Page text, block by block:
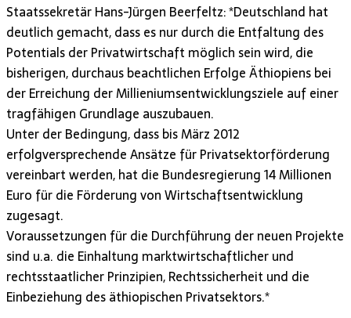
Staatssekretär Hans-Jürgen Beerfeltz: *Deutschland hat
deutlich gemacht, dass es nur durch die Entfaltung des
Potentials der Privatwirtschaft möglich sein wird, die
bisherigen, durchaus beachtlichen Erfolge Äthiopiens bei
der Erreichung der Millieniumsentwicklungsziele auf einer
tragfähigen Grundlage auszubauen.
Unter der Bedingung, dass bis März 2012
erfolgversprechende Ansätze für Privatsektorförderung
vereinbart werden, hat die Bundesregierung 14 Millionen
Euro für die Förderung von Wirtschaftsentwicklung
zugesagt.
Voraussetzungen für die Durchführung der neuen Projekte
sind u.a. die Einhaltung marktwirtschaftlicher und
rechtsstaatlicher Prinzipien, Rechtssicherheit und die
Einbeziehung des äthiopischen Privatsektors.*